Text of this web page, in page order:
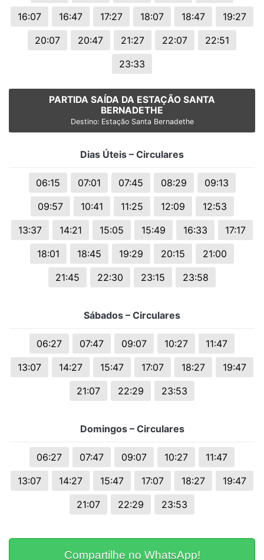
16:07
16:47 17:27 18:07 18:47
19:27
20:07
20:47 21:27 22:07
22:51
23:33
PARTIDA SAÍDA DA ESTAÇÃO SANTA
BERNADETHE
Destino: Estação Santa Bernadethe
Dias Úteis – Circulares
06:15 07:01 07:45 08:29
09:13
09:57
10:41 11:25 12:09
12:53
13:37
14:21 15:05 15:49 16:33
17:17
18:01
18:45 19:29 20:15
21:00
21:45
22:30 23:15 23:58
Sábados – Circulares
06:27 07:47 09:07 10:27
11:47
13:07
14:27 15:47 17:07 18:27
19:47
21:07
22:29 23:53
Domingos – Circulares
06:27 07:47 09:07 10:27
11:47
13:07
14:27 15:47 17:07 18:27
19:47
21:07
22:29 23:53
Compartilhe no WhatsApp!